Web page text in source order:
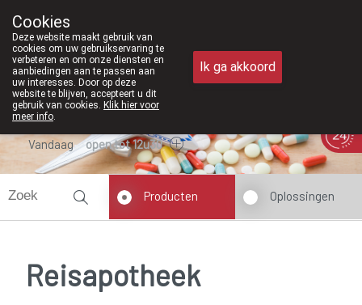
011/610300
Vandaag open tot 12u30
Producten Oplossingen
Reisapotheek
Cookies
Deze website maakt gebruik van
cookies om uw gebruikservaring te
verbeteren en om onze diensten en
aanbiedingen aan te passen aan
uw interesses. Door op deze
website te blijven, accepteert u dit
gebruik van cookies. Klik hier voor
meer info.
Ik ga akkoord